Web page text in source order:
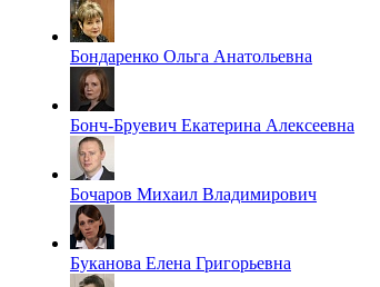
Бондаренко Ольга Анатольевна
Бонч-Бруевич Екатерина Алексеевна
Бочаров Михаил Владимирович
Буканова Елена Григорьевна